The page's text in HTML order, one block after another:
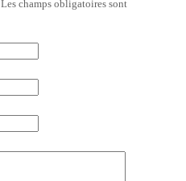
Les champs obligatoires sont